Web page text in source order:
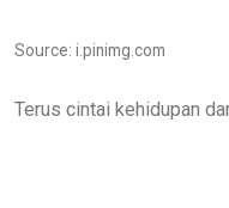
Source: i.pinimg.com
Terus cintai kehidupan